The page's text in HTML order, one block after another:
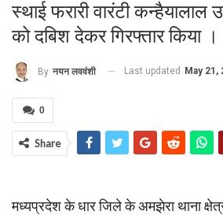
स्थाई फरारी वारंटी कन्हैयालाल
को दबिश देकर गिरफ्तार किया ।
By नयन लववंशी Last updated May 21,
0
Share
मध्यप्रदेश के धार जिले के अमझेरा थाना